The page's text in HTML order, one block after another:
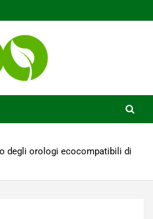
degli orologi ecocompatibili di